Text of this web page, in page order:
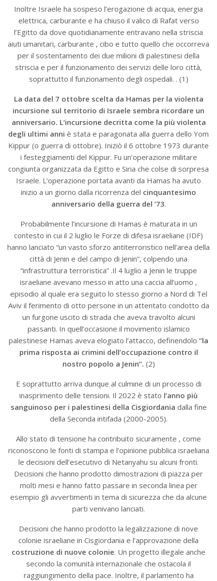
Inoltre Israele ha sospeso l’erogazione di acqua, energia
elettrica, carburante e ha chiuso il valico di Rafat verso
l’Egitto da dove quotidianamente entravano nella striscia
aiuti umanitari, carburante , cibo e tutto quello che occorreva
per il sostentamento dei due milioni di palestinesi della
striscia e per il funzionamento dei servizi delle loro città,
soprattutto il funzionamento degli ospedali. . (1)
La data del 7 ottobre scelta da Hamas per la violenta
incursione sul territorio di Israele sembra ricordare un
anniversario. L’incursione decritta come la più violenta
degli ultimi anni è stata e paragonata alla guerra dello Yom
Kippur (o guerra di ottobre). Iniziò il 6 ottobre 1973 durante
i festeggiamenti del Kippur. Fu un’operazione militare
congiunta organizzata da Egitto e Siria che colse di sorpresa
Israele. L’operazione portata avanti da Hamas ha avuto
inizio a un giorno dalla ricorrenza del cinquantesimo
anniversario della guerra del ‘73.
Probabilmente l’incursione di Hamas è maturata in un
contesto in cui il 2 luglio le Forze di difesa israeliane (IDF)
hanno lanciato “un vasto sforzo antiterroristico nell’area della
città di Jenin e del campo di Jenin”, colpendo una
“infrastruttura terroristica” .Il 4 luglio a Jenin le truppe
israeliane avevano messo in atto una caccia all’uomo ,
episodio al quale era seguito lo stesso giorno a Nord di Tel
Aviv il ferimento di otto persone in un attentato condotto da
un furgone uscito di strada che aveva travolto alcuni
passanti. In quell’occasione il movimento islamico
palestinese Hamas aveva elogiato l’attacco, definendolo “la
prima risposta ai crimini dell’occupazione contro il
nostro popolo a Jenin”. (2)
E soprattutto arriva dunque al culmine di un processo di
inasprimento delle tensioni. Il 2022 è stato l’anno più
sanguinoso per i palestinesi della Cisgiordania dalla fine
della Seconda intifada (2000-2005).
Allo stato di tensione ha contribuito sicuramente , come
riconoscono le fonti di stampa e l’opinione pubblica israeliana
le decisioni dell’esecutivo di Netanyahu su alcuni fronti.
Decisioni che hanno prodotto dimostrazioni di piazza per
molti mesi e hanno fatto passare in seconda linea per
esempio gli avvertimenti in tema di sicurezza che da alcune
parti venivano lanciati.
Decisioni che hanno prodotto la legalizzazione di nove
colonie israeliane in Cisgiordania e l’approvazione della
costruzione di nuove colonie. Un progetto illegale anche
secondo la comunità internazionale che ostacola il
raggiungimento della pace. Inoltre, il parlamento ha